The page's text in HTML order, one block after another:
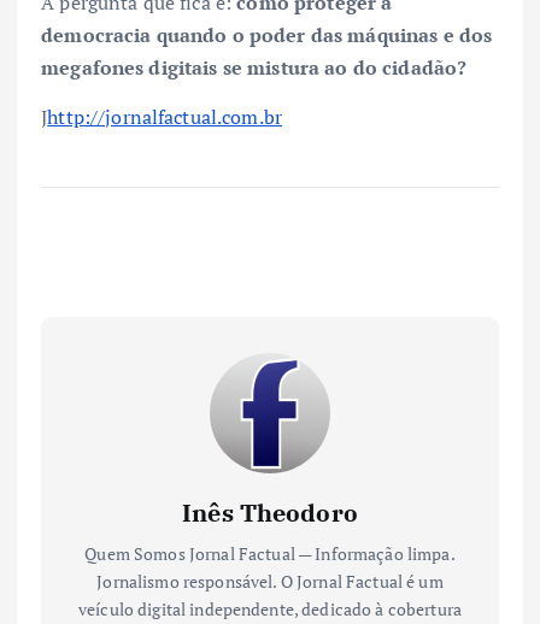
democracia quando o poder das máquinas e dos
megafones digitais se mistura ao do cidadão?
Jhttp://jornalfactual.com.br
Inês Theodoro
Quem Somos Jornal Factual — Informação limpa.
Jornalismo responsável. O Jornal Factual é um
veículo digital independente, dedicado à cobertura